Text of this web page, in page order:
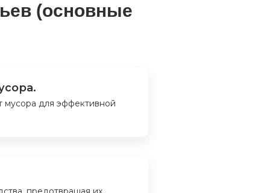
(основные
мусора для эффективной